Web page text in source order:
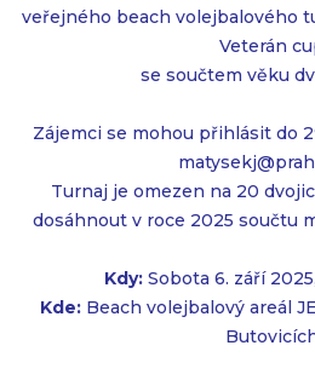
veřejného beach volejbalového
Veterán
se součtem věku
Zájemci se mohou přihlásit do
Turnaj je omezen na 20
dosáhnout v roce 2025 součtu
Kdy: Sobota 6. září
Kde:Beach volejbalový areál